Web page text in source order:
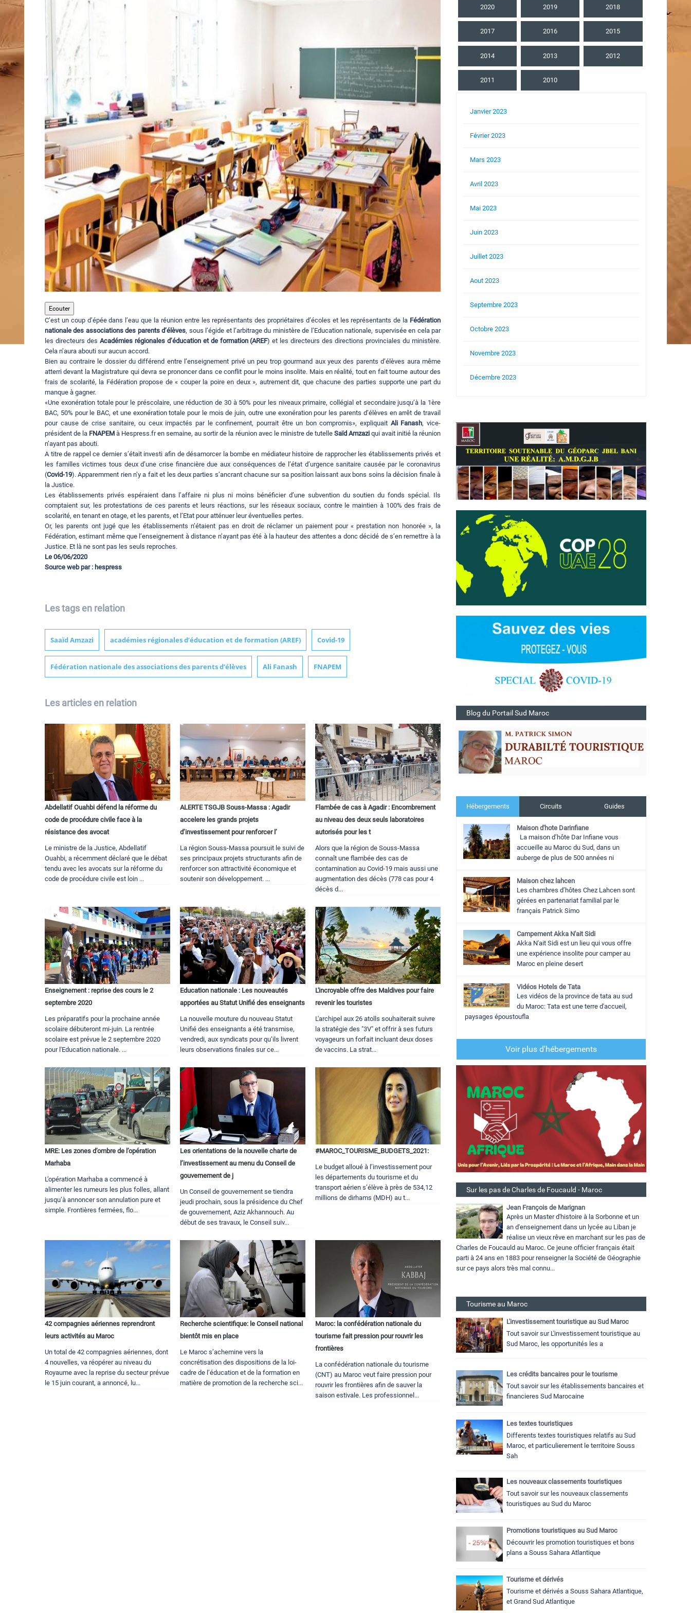
Ecouter
C’est un coup d’épée dans l’eau que la réunion entre les représentants des propriétaires d’écoles et les représentants de la Fédération
nationale des associations des parents d’élèves, sous l’égide et l’arbitrage du ministère de l’Education nationale, supervisée en cela par
les directeurs des Académies régionales d’éducation et de formation (AREF) et les directeurs des directions provinciales du ministère.
Cela n’aura abouti sur aucun accord.
Bien au contraire le dossier du différend entre l’enseignement privé un peu trop gourmand aux yeux des parents d’élèves aura même
atterri devant la Magistrature qui devra se prononcer dans ce conflit pour le moins insolite. Mais en réalité, tout en fait tourne autour des
frais de scolarité, la Fédération propose de « couper la poire en deux », autrement dit, que chacune des parties supporte une part du
manque à gagner.
«Une exonération totale pour le préscolaire, une réduction de 30 à 50% pour les niveaux primaire, collégial et secondaire jusqu’à la 1ère
BAC, 50% pour le BAC, et une exonération totale pour le mois de juin, outre une exonération pour les parents d’élèves en arrêt de travail
pour cause de crise sanitaire, ou ceux impactés par le confinement, pourrait être un bon compromis», expliquait Ali Fanash, vice-
président de la FNAPEM à Hespress.fr en semaine, au sortir de la réunion avec le ministre de tutelle Saïd Amzaziqui avait initié la réunion
n’ayant pas abouti.
A titre de rappel ce dernier s’était investi afin de désamorcer la bombe en médiateur histoire de rapprocher les établissements privés et
les familles victimes tous deux d’une crise financière due aux conséquences de l’état d’urgence sanitaire causée par le coronavirus
(Covid-19). Apparemment rien n’y a fait et les deux parties s’ancrant chacune sur sa position laissant aux bons soins la décision finale à
la Justice.
Les établissements privés espéraient dans l’affaire ni plus ni moins bénéficier d’une subvention du soutien du fonds spécial. Ils
comptaient sur, les protestations de ces parents et leurs réactions, sur les réseaux sociaux, contre le maintien à 100% des frais de
scolarité, en tenant en otage, et les parents, et l’Etat pour atténuer leur éventuelles pertes.
Or, les parents ont jugé que les établissements n’étaient pas en droit de réclamer un paiement pour « prestation non honorée », la
Fédération, estimant même que l’enseignement à distance n’ayant pas été à la hauteur des attentes a donc décidé de s’en remettre à la
Justice. Et là ne sont pas les seuls reproches.
Le 06/06/2020
Source web par : hespress
Les tags en relation
Saaïd Amzazi académies régionales d’éducation et de formation (AREF) Covid-19
Fédération nationale des associations des parents d’élèves Ali Fanash FNAPEM
Les articles en relation
Abdellatif Ouahbi défend la réforme du
code de procédure civile face à la
résistance des avocat
Le ministre de la Justice, Abdellatif
Ouahbi, a récemment déclaré que le débat
tendu avec les avocats sur la réforme du
code de procédure civile est loin ...
ALERTE TSGJB Souss-Massa : Agadir
accelere les grands projets
d’investissement pour renforcer l’
La région Souss-Massa poursuit le suivi de
ses principaux projets structurants afin de
renforcer son attractivité économique et
soutenir son développement. ...
Flambée de cas à Agadir : Encombrement
au niveau des deux seuls laboratoires
autorisés pour les t
Alors que la région de Souss-Massa
connaît une flambée des cas de
contamination au Covid-19 mais aussi une
augmentation des décès (778 cas pour 4
décès d...
Enseignement : reprise des cours le 2
septembre 2020
Les préparatifs pour la prochaine année
scolaire débuteront mi-juin. La rentrée
scolaire est prévue le 2 septembre 2020
pour l'Education nationale. ...
Education nationale : Les nouveautés
apportées au Statut Unifié des enseignants
La nouvelle mouture du nouveau Statut
Unifié des enseignants a été transmise,
vendredi, aux syndicats pour qu’ils livrent
leurs observations finales sur ce...
L'incroyable offre des Maldives pour faire
revenir les touristes
L'archipel aux 26 atolls souhaiterait suivre
la stratégie des "3V" et offrir à ses futurs
voyageurs un forfait incluant deux doses
de vaccins. La strat...
MRE: Les zones d’ombre de l’opération
Marhaba
L’opération Marhaba a commencé à
alimenter les rumeurs les plus folles, allant
jusqu’à annoncer son annulation pure et
simple. Frontières fermées, flo...
Les orientations de la nouvelle charte de
l’investissement au menu du Conseil de
gouvernement de j
Un Conseil de gouvernement se tiendra
jeudi prochain, sous la présidence du Chef
de gouvernement, Aziz Akhannouch. Au
début de ses travaux, le Conseil suiv...
#MAROC_TOURISME_BUDGETS_2021:
Le budget alloué à l’investissement pour
les départements du tourisme et du
transport aérien s’élève à près de 534,12
millions de dirhams (MDH) au t...
42 compagnies aériennes reprendront
leurs activités au Maroc
Un total de 42 compagnies aériennes, dont
4 nouvelles, va réopérer au niveau du
Royaume avec la reprise du secteur prévue
le 15 juin courant, a annoncé, lu...
Recherche scientifique: le Conseil national
bientôt mis en place
Le Maroc s’achemine vers la
concrétisation des dispositions de la loi-
cadre de l’éducation et de la formation en
matière de promotion de la recherche sci...
Maroc: la confédération nationale du
tourisme fait pression pour rouvrir les
frontières
La confédération nationale du tourisme
(CNT) au Maroc veut faire pression pour
rouvrir les frontières afin de sauver la
saison estivale. Les professionnel...
2020 2019 2018
2017 2016 2015
2014 2013 2012
2011 2010
Janvier 2023
Février 2023
Mars 2023
Avril 2023
Mai 2023
Juin 2023
Juillet 2023
Aout 2023
Septembre 2023
Octobre 2023
Novembre 2023
Décembre 2023
Blog du Portail Sud Maroc
Hébergements Circuits Guides
Maison d'hote Darinfiane
La maison d’hôte Dar Infiane vous
accueille au Maroc du Sud, dans un
auberge de plus de 500 années ni
Maison chez lahcen
Les chambres d’hôtes Chez Lahcen sont
gérées en partenariat familial par le
français Patrick Simo
Campement Akka N'ait Sidi
Akka N'ait Sidi est un lieu qui vous offre
une expérience insolite pour camper au
Maroc en pleine desert
Vidéos Hotels de Tata
Les vidéos de la province de tata au sud
du Maroc: Tata est une terre d'accueil,
paysages époustoufla
Voir plus d'hébergements
Sur les pas de Charles de Foucauld - Maroc
Jean François de Marignan
Après un Master d'histoire à la Sorbonne et un
an d'enseignement dans un lycée au Liban je
réalise un vieux rêve en marchant sur les pas de
Charles de Foucauld au Maroc. Ce jeune officier français était
parti à 24 ans en 1883 pour renseigner la Société de Géographie
sur ce pays alors très mal connu...
Tourisme au Maroc
L'investissement touristique au Sud Maroc
Tout savoir sur L'investissement touristique au
Sud Maroc, les opportunités les a
Les crédits bancaires pour le tourisme
Tout savoir sur les établissements bancaires et
financieres Sud Marocaine
Les textes touristiques
Differents textes touristiques relatifs au Sud
Maroc, et particulierement le territoire Souss
Sah
Les nouveaux classements touristiques
Tout savoir sur les nouveaux classements
touristiques au Sud du Maroc
Promotions touristiques au Sud Maroc
Découvrir les promotion touristiques et bons
plans a Souss Sahara Atlantique
Tourisme et dérivés
Tourisme et dérivés a Souss Sahara Atlantique,
et Grand Sud Atlantique